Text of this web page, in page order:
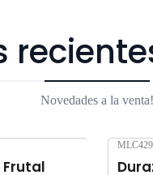
Novedades a la venta!
Frutal